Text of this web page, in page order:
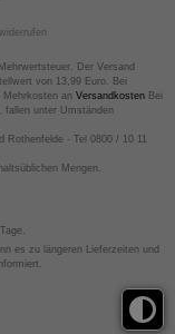
Der Versand
von 13,99 Euro. Bei
Mehrkosten an VersandkostenBei
fallen unter Umständen
- Tel 0800 / 10 11
Mengen.
es zu längeren Lieferzeiten und